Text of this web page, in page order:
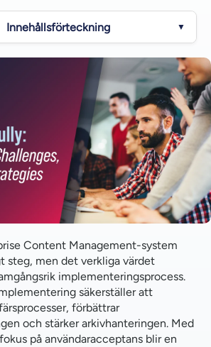
Innehållsförteckning ▼
att implementera en ECM-
implementera ett ECM och vilka
metoderna för en framgångsrik
och förändringshantering
utmaningarna vid ECM-
hur kan vi övervinna dem?
växa med ett företag?
ett ECM-system så att det passar
Content Management-system
steg, men det verkliga värdet
implementeringsprocess.
säkerställer att
förbättrar
och stärker arkivhanteringen. Med
på användaracceptans blir en